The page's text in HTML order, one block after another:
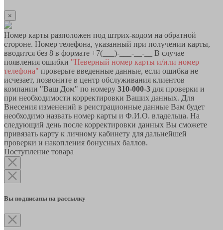
×
Номер карты разположен под штрих-кодом на обратной
стороне. Номер телефона, указанный при получении карты,
вводится без 8 в формате +7(___)-___-__-__ В случае
появления ошибки "Неверный номер карты и/или номер
телефона" проверьте введенные данные, если ошибка не
исчезает, позвоните в центр обслуживания клиентов
компании "Ваш Дом" по номеру 310-000-3 для проверки и
при необходимости корректировки Ваших данных. Для
Внесения изменений в реистрационные данные Вам будет
необходимо назвать номер карты и Ф.И.О. владельца. На
следующий день после корректировки данных Вы сможете
привязать карту к личному кабинету для дальнейшей
проверки и накопления бонусных баллов.
Поступление товара
Вы подписаны на рассылку